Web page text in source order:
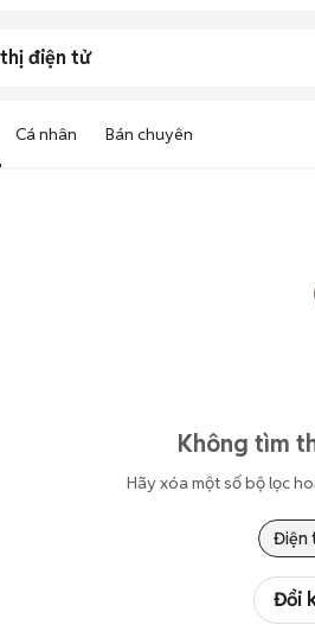
điện tử
Cá nhân Bán chuyên
Không tìm
Hãy xóa một số bộ lọc
Điện
Đổi